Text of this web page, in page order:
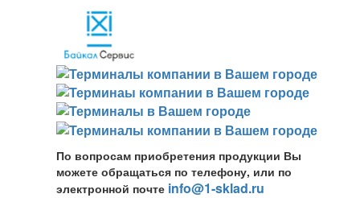
По вопросам приобретения продукции Вы
можете обращаться по телефону, или по
электронной почте info@1-sklad.ru